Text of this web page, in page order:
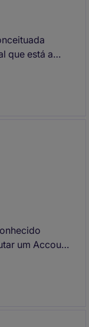
que está a
a análise e
soluções, o
um Account
responsável
negócios em